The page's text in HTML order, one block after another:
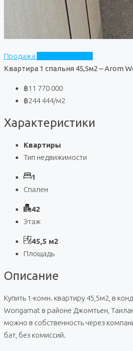
Продажа
Квартира 1 спальня 45,5м2 – Arom
฿11 770 000
฿244 444/м2
Характеристики
Квартиры
Тип недвижимости
1
Спален
42
Этаж
45,5 м2
Площадь
Описание
Купить 1-комн. квартиру 45,5м2, в
Wongamat в районе Джомтьен,
можно в собственность через
бат, без комиссий.